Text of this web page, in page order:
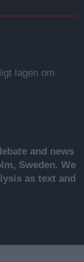
lagen om
and news
Sweden. We
as text and